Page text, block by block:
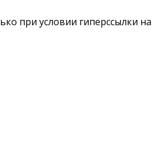
при условии гиперссылки